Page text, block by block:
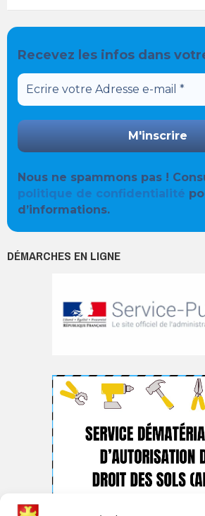
Recevez les infos dans
Nous ne spammons pas !
politique de confidentialité
d’informations.
DÉMARCHES EN LIGNE